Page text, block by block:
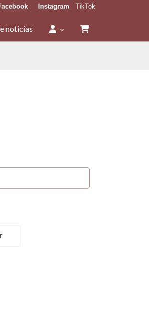
Instagram TikTok
noticias